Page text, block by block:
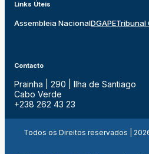
Links Úteis
Assembleia NacionalDGAPETribunal
Contacto
Prainha | 290 | Ilha de Santiago
Cabo Verde
+238 262 43 23
Todos os Direitos reservados |